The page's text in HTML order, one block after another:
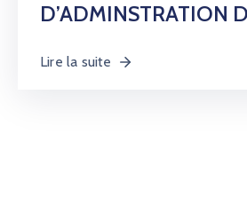
D’ADMINSTRATION
Lire la suite